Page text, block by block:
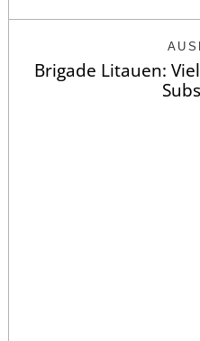
Brigade Litauen: